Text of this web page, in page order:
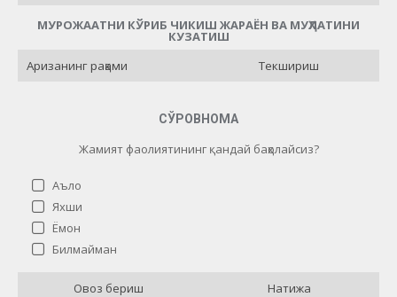
МУРОЖААТНИ КЎРИБ ЧИКИШ ЖАРАЁН ВА МУҲЛАТИНИ
КУЗАТИШ
Текшириш
СЎРОВНОМА
Жамият фаолиятининг қандай баҳолайсиз?
Аъло
Яхши
Ёмон
Билмайман
Натижа
Овоз бериш
Жамият фаолиятининг қандай баҳолайсиз?